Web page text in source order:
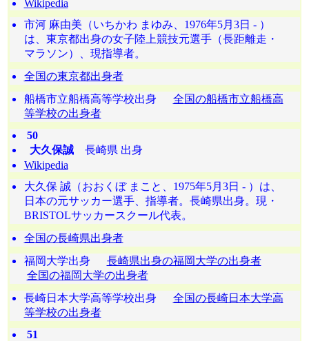
Wikipedia
市河 麻由美（いちかわ まゆみ、1976年5月3日 - ）
は、東京都出身の女子陸上競技元選手（長距離走・
マラソン）、現指導者。
全国の東京都出身者
船橋市立船橋高等学校出身 全国の船橋市立船橋高
等学校の出身者
50
大久保誠長崎県 出身
Wikipedia
大久保 誠（おおくぼ まこと、1975年5月3日 - ）は、
日本の元サッカー選手、指導者。長崎県出身。現・
BRISTOLサッカースクール代表。
全国の長崎県出身者
福岡大学出身 長崎県出身の福岡大学の出身者
全国の福岡大学の出身者
長崎日本大学高等学校出身 全国の長崎日本大学高
等学校の出身者
51